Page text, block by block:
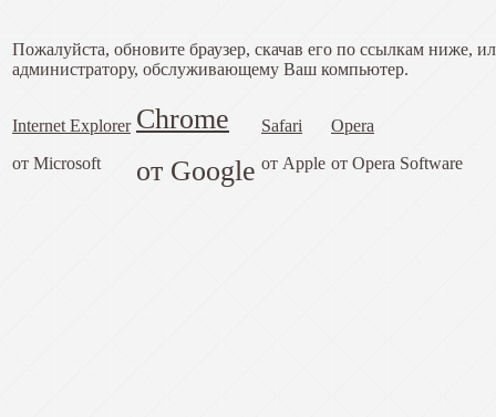
Пожалуйста, обновите браузер, скачав его по ссылкам ниже,
администратору, обслуживающему Ваш компьютер.
Internet Explorer
от Microsoft
Chrome
от Google
Safari
от Apple
Opera
от Opera Software